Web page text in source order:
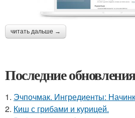
читать дальше →
Последние
1. Эчпочмак. Ингредиенты:
2. Киш с грибами и курицей.